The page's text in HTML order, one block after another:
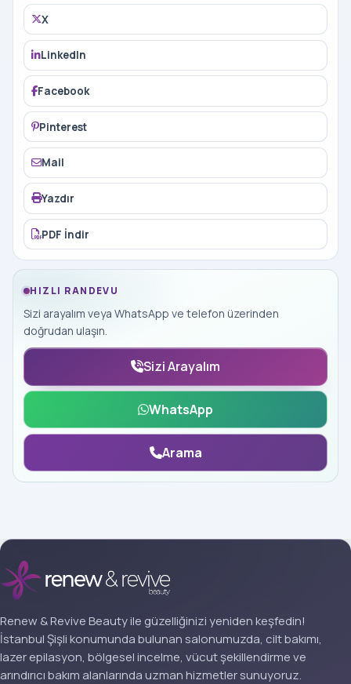
X
LinkedIn
Facebook
Pinterest
Mail
Yazdır
PDF İndir
HIZLI RANDEVU
Sizi arayalım veya WhatsApp ve telefon üzerinden
doğrudan ulaşın.
Sizi Arayalım
WhatsApp
Arama
Renew & Revive Beauty ile güzelliğinizi yeniden keşfedin!
İstanbul Şişli konumunda bulunan salonumuzda, cilt bakımı,
lazer epilasyon, bölgesel incelme, vücut şekillendirme ve
arındırıcı bakım alanlarında uzman hizmetler sunuyoruz.